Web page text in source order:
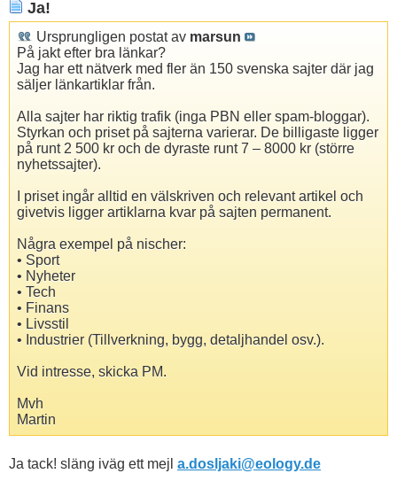
Ja!
Ursprungligen postat av marsun
På jakt efter bra länkar?
Jag har ett nätverk med fler än 150 svenska sajter där jag
säljer länkartiklar från.
Alla sajter har riktig trafik (inga PBN eller spam-bloggar).
Styrkan och priset på sajterna varierar. De billigaste ligger
på runt 2 500 kr och de dyraste runt 7 – 8000 kr (större
nyhetssajter).
I priset ingår alltid en välskriven och relevant artikel och
givetvis ligger artiklarna kvar på sajten permanent.
Några exempel på nischer:
• Sport
• Nyheter
• Tech
• Finans
• Livsstil
• Industrier (Tillverkning, bygg, detaljhandel osv.).
Vid intresse, skicka PM.
Mvh
Martin
Ja tack! släng iväg ett mejl a.dosljaki@eology.de